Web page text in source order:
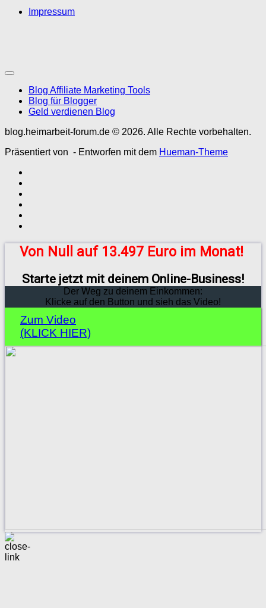
Impressum
Blog Affiliate Marketing Tools
Blog für Blogger
Geld verdienen Blog
blog.heimarbeit-forum.de © 2026. Alle Rechte vorbehalten.
Präsentiert von - Entworfen mit dem Hueman-Theme
Von Null auf 13.497 Euro im Monat!
Starte jetzt mit deinem Online-Business!
Der Weg zu deinem Einkommen:
Klicke auf den Button und sieh das Video!
Zum Video
(KLICK HIER)